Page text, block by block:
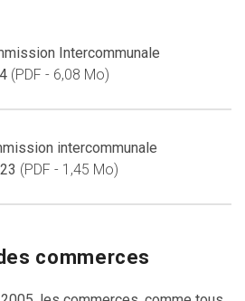
Intercommunale
PDF - 6,08 Mo
intercommunale
PDF - 1,45 Mo
commerces